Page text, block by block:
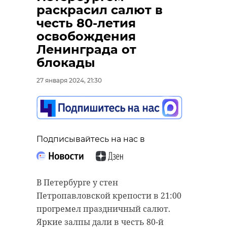
раскрасил салют в
честь 80-летия
освобождения
Ленинграда от
блокады
27 января 2024, 21:30
Подписывайтесь на нас в
В Петербурге у стен
Петропавловской крепости в 21:00
прогремел праздничный салют.
Яркие залпы дали в честь 80-й
показали 3D-
проекцию
"Ленинград. Во имя
жизни"
27 января 2024, 20:16
Петербурге в честь 80-й
годовщины полного освобождения
Ленинграда от фашистской
блокады представили
приняли участие в
конкурсе на тему
блокады Ленинграда
27 января 2024, 19:57
Подписывайтесь на нас в
ГУ МВД по Петербургу и
традиционный творческий
конкурс "Я говорю с тобой под
свист снарядов". Работы собирают
с 9 по 27 января в преддверии